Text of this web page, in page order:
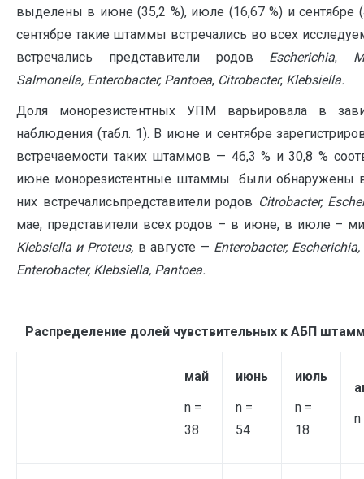
выделены в июне (35,2 %), июле (16,67 %) и сентябре
сентябре такие штаммы встречались во всех
встречались представители родов Escherichia,
Salmonella, Enterobacter, Pantoea, Citrobacter, Klebsiella.
Доля монорезистентных УПМ варьировала в
наблюдения (табл. 1). В июне и сентябре
встречаемости таких штаммов — 46,3 % и 30,8 %
июне монорезистентные штаммы были обнаружены
них встречалисьпредставители родов Citrobacter,
мае, представители всех родов – в июне, в июле –
Klebsiella и Proteus, в августе — Enterobacter, Escherichia,
Enterobacter, Klebsiella, Pantoea.
Распределение долей чувствительных к АБП
май
n =
38
июнь
n =
54
июль
n =
18
n